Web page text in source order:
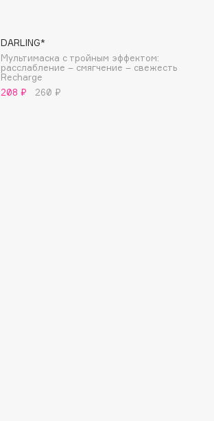
DARLING*
Мультимаска с тройным эффектом:
расслабление – смягчение – свежесть
Recharge
208 ₽
260 ₽